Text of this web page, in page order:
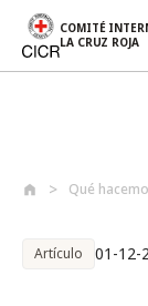
COMITÉ
LA CRUZ ROJA
Qué
Artículo 01-12-